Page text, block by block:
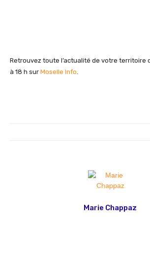
Retrouvez toute l’actualité de votre territoire
à 18 h sur Moselle Info
Marie Chappaz